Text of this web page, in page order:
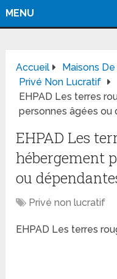
MENU
Accueil
Maisons
Privé Non Lucratif
EHPAD Les terres
personnes âgées ou
EHPAD Les
hébergement
ou
Privé non lucratif
EHPAD Les terres